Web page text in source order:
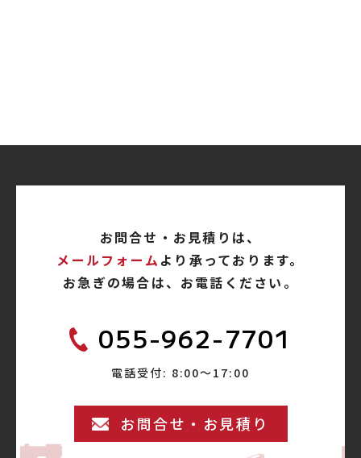
お問合せ・お見積りは、
メールフォーム より承っております。
お急ぎの場合は、お電話ください。
055-962-7701
電話受付: 8:00〜17:00
お問合せ・お見積り